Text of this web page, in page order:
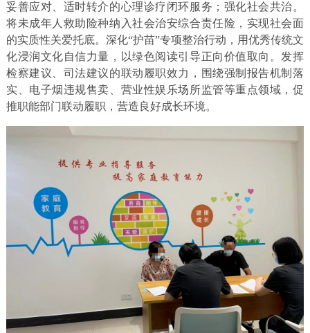
妥善应对、适时转介的心理诊疗闭环服务；强化社会共治。
将未成年人救助险种纳入社会治安综合责任险，实现社会面
的实质性关爱托底。深化“护苗”专项整治行动，用优秀传统文
化浸润文化自信力量，以绿色阅读引导正向价值取向。发挥
检察建议、司法建议的联动履职效力，围绕强制报告机制落
实、电子烟违规售卖、营业性娱乐场所监管等重点领域，促
推职能部门联动履职，营造良好成长环境。